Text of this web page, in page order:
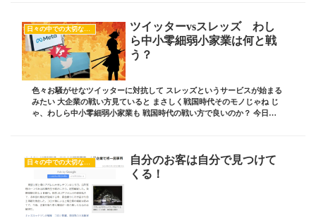
日々の中での大切な気付き
ツイッターvsスレッズ わし
ら中小零細弱小家業は何と戦
う？
色々お騒がせなツイッターに対抗して スレッズというサービスが始まる
みたい 大企業の戦い方見ていると まさしく戦国時代そのモノじゃね じ
ゃ、わしら中小零細弱小家業も 戦国時代の戦い方で良いのか？ 今日は
日々の中での大切な気付き
自分のお客は自分で見つけて
くる！